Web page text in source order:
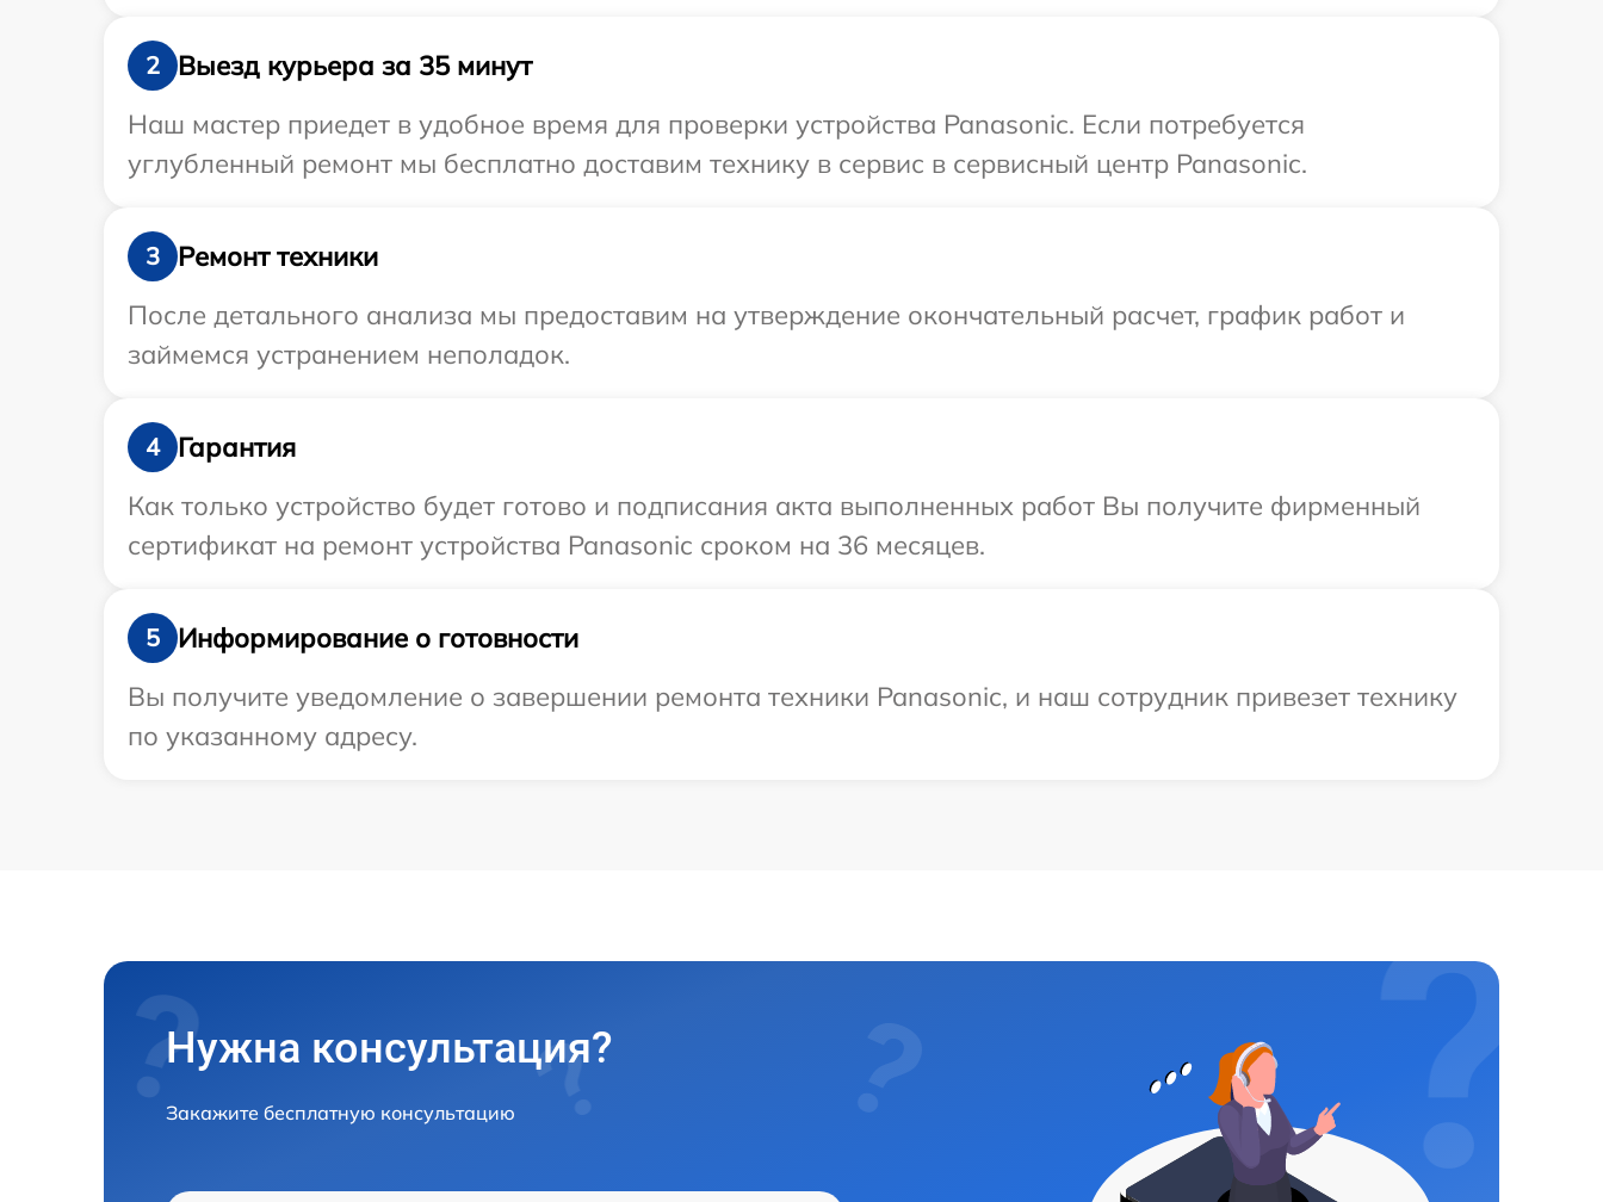
2
Выезд курьера за 35 минут
Наш мастер приедет в удобное время для проверки устройства Panasonic. Если потребуется
углубленный ремонт мы бесплатно доставим технику в сервис в сервисный центр Panasonic.
3
Ремонт техники
После детального анализа мы предоставим на утверждение окончательный расчет, график работ и
займемся устранением неполадок.
4
Гарантия
Как только устройство будет готово и подписания акта выполненных работ Вы получите фирменный
сертификат на ремонт устройства Panasonic сроком на 36 месяцев.
5
Информирование о готовности
Вы получите уведомление о завершении ремонта техники Panasonic, и наш сотрудник привезет технику
по указанному адресу.
Нужна консультация?
Закажите бесплатную консультацию